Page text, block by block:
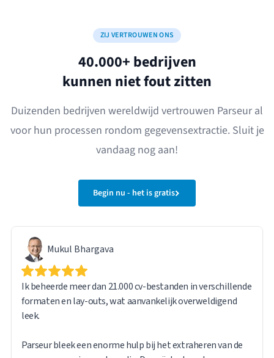
ZIJ VERTROUWEN ONS
40.000+ bedrijven
kunnen niet fout zitten
Duizenden bedrijven wereldwijd vertrouwen Parseur al
voor hun processen rondom gegevensextractie. Sluit je
vandaag nog aan!
Begin nu - het is gratis
Mukul Bhargava
Ik beheerde meer dan 21.000 cv-bestanden in verschillende
formaten en lay-outs, wat aanvankelijk overweldigend
leek.
Parseur bleek een enorme hulp bij het extraheren van de